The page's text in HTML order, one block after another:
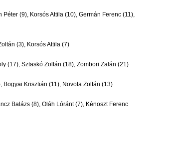
(9), Korsós Attila (10), Germán Ferenc (11),
(3), Korsós Attila (7)
(17), Sztaskó Zoltán (18), Zombori Zalán (21)
Bogyai Krisztián (11), Novota Zoltán (13)
Balázs (8), Oláh Lóránt (7), Kénoszt Ferenc